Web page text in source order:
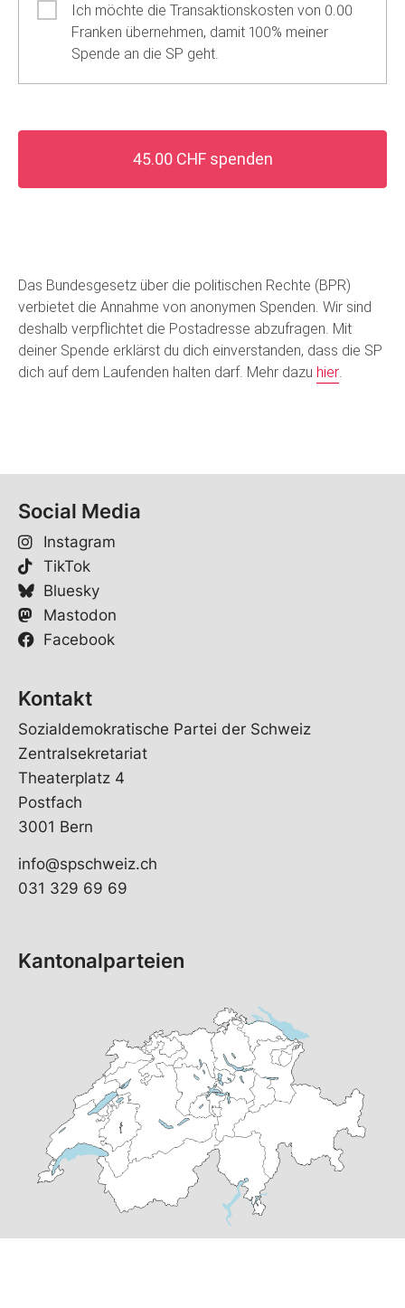
Ich möchte die Transaktionskosten von 0.00
Franken übernehmen, damit 100% meiner
Spende an die SP geht.
45.00 CHF spenden
Das Bundesgesetz über die politischen Rechte (BPR)
verbietet die Annahme von anonymen Spenden. Wir sind
deshalb verpflichtet die Postadresse abzufragen. Mit
deiner Spende erklärst du dich einverstanden, dass die SP
dich auf dem Laufenden halten darf. Mehr dazu hier.
Social Media
Instagram
TikTok
Bluesky
Mastodon
Facebook
Kontakt
Sozialdemokratische Partei der Schweiz
Zentralsekretariat
Theaterplatz 4
Postfach
3001 Bern
info@spschweiz.ch
031 329 69 69
Kantonalparteien